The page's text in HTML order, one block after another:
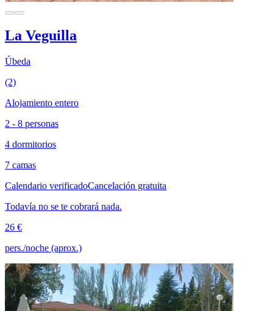
La Veguilla
Úbeda
(2)
Alojamiento entero
2 - 8 personas
4 dormitorios
7 camas
Calendario verificadoCancelación gratuita
Todavía no se te cobrará nada.
26 €
pers./noche (aprox.)